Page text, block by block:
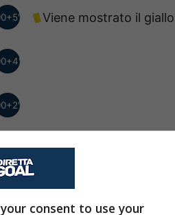
Viene mostrato il
consent to use your